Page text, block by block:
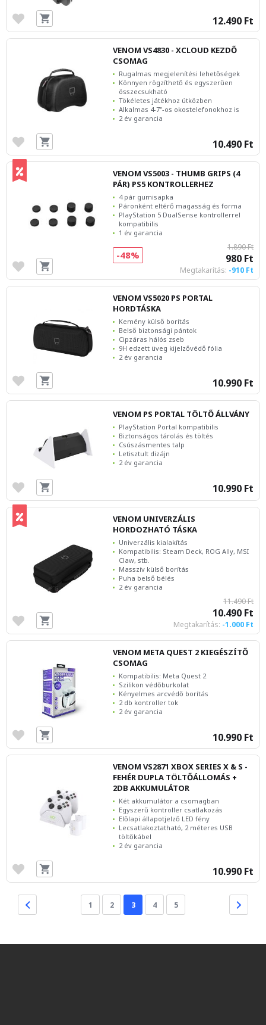
12.490 Ft
VENOM VS4830 - XCLOUD KEZDŐ
CSOMAG
Rugalmas megjelenítési lehetőségek
Könnyen rögzíthető és egyszerűen
összecsukható
Tökéletes játékhoz útközben
Alkalmas 4-7"-os okostelefonokhoz is
2 év garancia
10.490 Ft
VENOM VS5003 - THUMB GRIPS (4
PÁR) PS5 KONTROLLERHEZ
4 pár gumisapka
Páronként eltérő magasság és forma
PlayStation 5 DualSense kontrollerrel
kompatibilis
1 év garancia
1.890 Ft
980 Ft
Megtakarítás: -910 Ft
-48%
VENOM VS5020 PS PORTAL
HORDTÁSKA
Kemény külső borítás
Belső biztonsági pántok
Cipzáras hálós zseb
9H edzett üveg kijelzővédő fólia
2 év garancia
10.990 Ft
VENOM PS PORTAL TÖLTŐ ÁLLVÁNY
PlayStation Portal kompatibilis
Biztonságos tárolás és töltés
Csúszásmentes talp
Letisztult dizájn
2 év garancia
10.990 Ft
VENOM UNIVERZÁLIS
HORDOZHATÓ TÁSKA
Univerzális kialakítás
Kompatibilis: Steam Deck, ROG Ally, MSI
Claw, stb.
Masszív külső borítás
Puha belső bélés
2 év garancia
11.490 Ft
10.490 Ft
Megtakarítás: -1.000 Ft
VENOM META QUEST 2 KIEGÉSZÍTŐ
CSOMAG
Kompatibilis: Meta Quest 2
Szilikon védőburkolat
Kényelmes arcvédő borítás
2 db kontroller tok
2 év garancia
10.990 Ft
VENOM VS2871 XBOX SERIES X & S -
FEHÉR DUPLA TÖLTŐÁLLOMÁS +
2DB AKKUMULÁTOR
Két akkumulátor a csomagban
Egyszerű kontroller csatlakozás
Előlapi állapotjelző LED fény
Lecsatlakoztatható, 2 méteres USB
töltőkábel
2 év garancia
10.990 Ft
1 2 3 4 5